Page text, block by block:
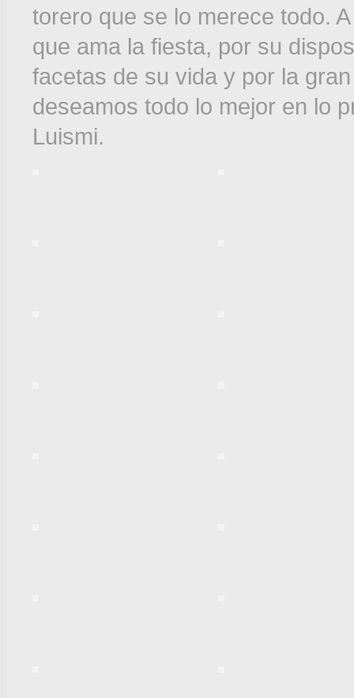
torero que se lo merece todo.
que ama la fiesta, por su
facetas de su vida y por la
deseamos todo lo mejor en lo
Luismi.